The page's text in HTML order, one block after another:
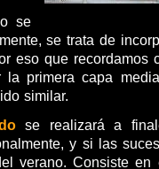
se
se trata de
eso que recordamos
primera capa
similar.
se realizará a
y si las
verano. Consiste en